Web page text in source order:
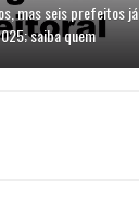
mas seis prefeitos já
saiba quem